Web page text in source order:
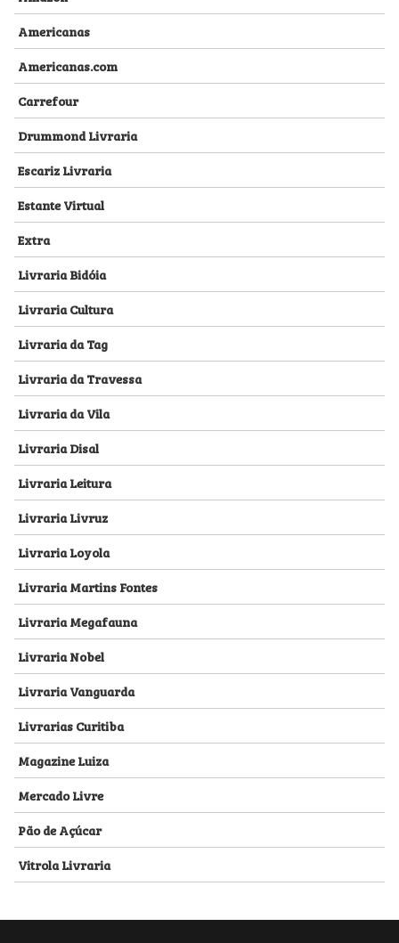
Americanas
Americanas.com
Carrefour
Drummond Livraria
Escariz Livraria
Estante Virtual
Extra
Livraria Bidóia
Livraria Cultura
Livraria da Tag
Livraria da Travessa
Livraria da Vila
Livraria Disal
Livraria Leitura
Livraria Livruz
Livraria Loyola
Livraria Martins Fontes
Livraria Megafauna
Livraria Nobel
Livraria Vanguarda
Livrarias Curitiba
Magazine Luiza
Mercado Livre
Pão de Açúcar
Vitrola Livraria